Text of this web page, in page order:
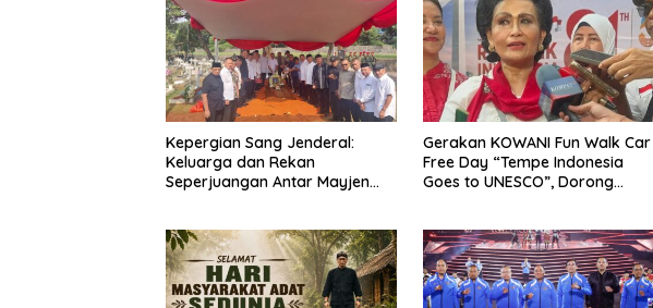
Kepergian Sang Jenderal:
Keluarga dan Rekan
Seperjuangan Antar Mayjen
Terakhir
Gerakan KOWANI Fun Walk Car
Free Day “Tempe Indonesia
Goes to UNESCO”, Dorong